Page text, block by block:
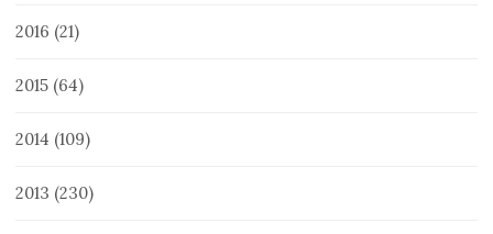
2016 (21)
2015 (64)
2014 (109)
2013 (230)